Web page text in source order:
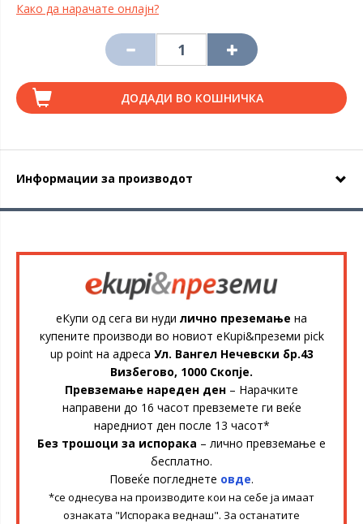
Како да нарачате онлајн?
ДОДАДИ ВО КОШНИЧКА
Информации за производот
еКупи од сега ви нуди лично преземање на
купените производи во новиот eKupi&преземи pick
up point на адреса Ул. Вангел Нечевски бр.43
Визбегово, 1000 Скопје.
Превземање нареден ден – Нарачките
направени до 16 часот превземете ги веќе
наредниот ден после 13 часот*
Без трошоци за испорака – лично превземање е
бесплатно.
Повеќе погледнете овде.
*се однесува на производите кои на себе ја имаат
ознаката "Испорака веднаш". За останатите